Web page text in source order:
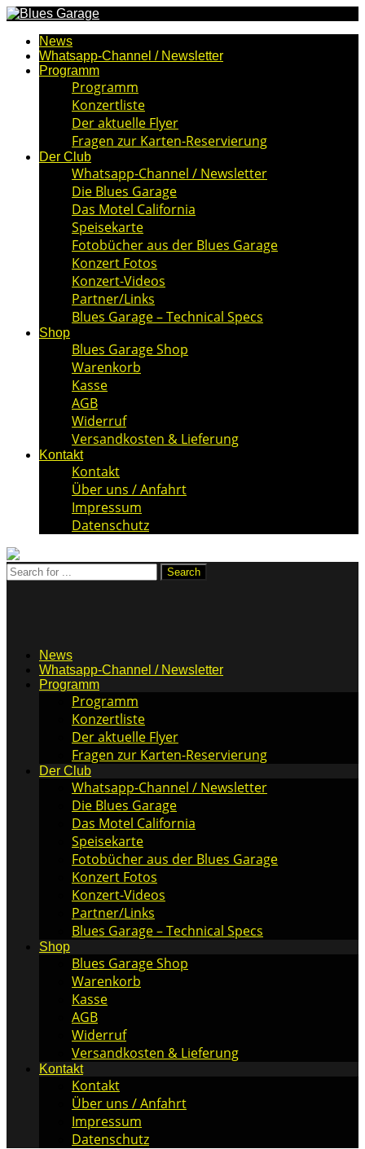
News
Whatsapp-Channel / Newsletter
Programm
Programm
Konzertliste
Der aktuelle Flyer
Fragen zur Karten-Reservierung
Der Club
Whatsapp-Channel / Newsletter
Die Blues Garage
Das Motel California
Speisekarte
Fotobücher aus der Blues Garage
Konzert Fotos
Konzert-Videos
Partner/Links
Blues Garage – Technical Specs
Shop
Blues Garage Shop
Warenkorb
Kasse
AGB
Widerruf
Versandkosten & Lieferung
Kontakt
Kontakt
Über uns / Anfahrt
Impressum
Datenschutz
News
Whatsapp-Channel / Newsletter
Programm
Programm
Konzertliste
Der aktuelle Flyer
Fragen zur Karten-Reservierung
Der Club
Whatsapp-Channel / Newsletter
Die Blues Garage
Das Motel California
Speisekarte
Fotobücher aus der Blues Garage
Konzert Fotos
Konzert-Videos
Partner/Links
Blues Garage – Technical Specs
Shop
Blues Garage Shop
Warenkorb
Kasse
AGB
Widerruf
Versandkosten & Lieferung
Kontakt
Kontakt
Über uns / Anfahrt
Impressum
Datenschutz